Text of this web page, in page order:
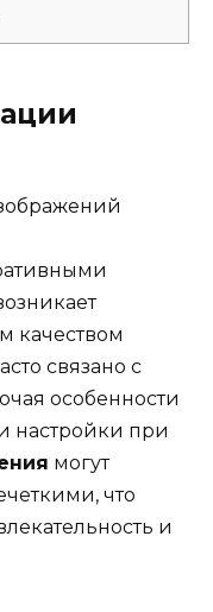
качеством
связано с
особенности
настройки при
могут
что
и